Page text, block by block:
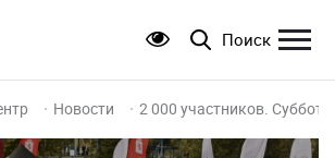
Поиск
Новости 2 000 участников.